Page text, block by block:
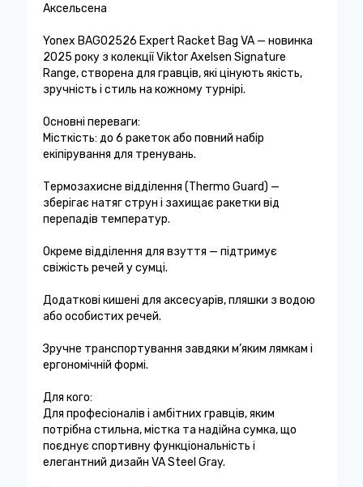
Аксельсена
Yonex BAG02526 Expert Racket Bag VA — новинка
2025 року з колекції Viktor Axelsen Signature
Range, створена для гравців, які цінують якість,
зручність і стиль на кожному турнірі.
Основні переваги:
Місткість: до 6 ракеток або повний набір
екіпірування для тренувань.
Термозахисне відділення (Thermo Guard) —
зберігає натяг струн і захищає ракетки від
перепадів температур.
Окреме відділення для взуття — підтримує
свіжість речей у сумці.
Додаткові кишені для аксесуарів, пляшки з водою
або особистих речей.
Зручне транспортування завдяки м’яким лямкам і
ергономічній формі.
Для кого:
Для професіоналів і амбітних гравців, яким
потрібна стильна, містка та надійна сумка, що
поєднує спортивну функціональність і
елегантний дизайн VA Steel Gray.